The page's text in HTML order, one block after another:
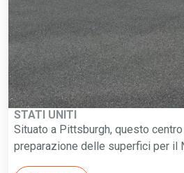
STATI UNITI
Situato a Pittsburgh, questo
preparazione delle superfici per il